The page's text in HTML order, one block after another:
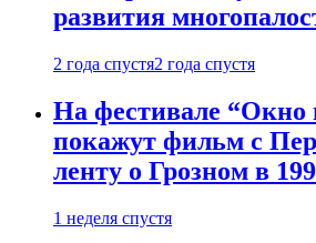
развития
2 года спустя2 года спустя
На фестивале “Окно
покажут фильм с
ленту о Грозном в
1 неделя спустя